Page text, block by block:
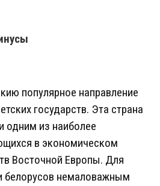
популярное направление
государств. Эта страна
одним из наиболее
в экономическом
Восточной Европы. Для
белорусов немаловажным